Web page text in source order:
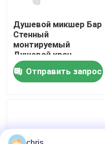
Новости
Faucet смесителя
Faucet смесителя
Душевой микшер Бар
Стенный
монтируемый
Душевой кран
Однорычажный
Душевой микшер
Для открытой
Отправить запрос